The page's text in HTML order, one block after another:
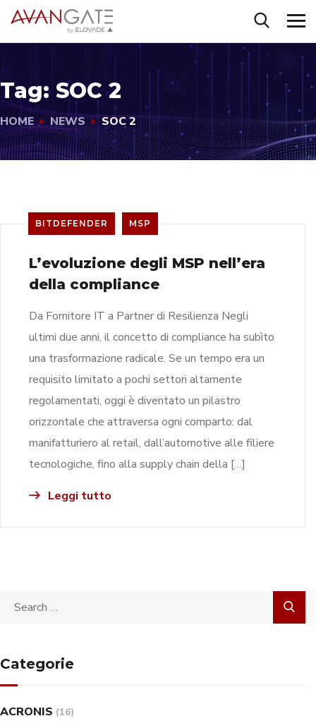
Tag:SOC 2
HOME NEWS SOC 2
BITDEFENDER MSP
L’evoluzione degli MSP nell’era
della compliance
Da Fornitore IT a Partner di Resilienza Negli
ultimi due anni, il concetto di compliance ha subìto
una trasformazione radicale. Se un tempo era un
requisito limitato a pochi settori altamente
regolamentati, oggi è diventato un pilastro
orizzontale che attraversa ogni comparto: dal
manifatturiero al retail, dall’automotive alle filiere
tecnologiche, fino alla supply chain della […]
Leggi tutto
Categorie
ACRONIS (16)